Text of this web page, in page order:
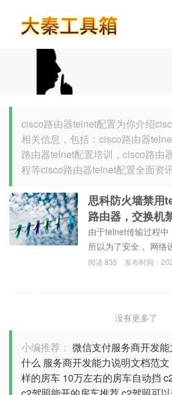
cisco路由器telnet配置为你介绍
相关信息，包括：cisco路由器
路由器telnet配置培训，cisco路由
程等cisco路由器telnet配置全面资讯
思科防火墙禁用
路由器，交换机
由于telnet传输过程中
所以为了安全， 网络
阅读835 发布时间：
没有更多了
小编推荐： 微信支付服务商开发
什么 服务商开发能力说明文档范文
样的房车 10万左右的房车自动挡